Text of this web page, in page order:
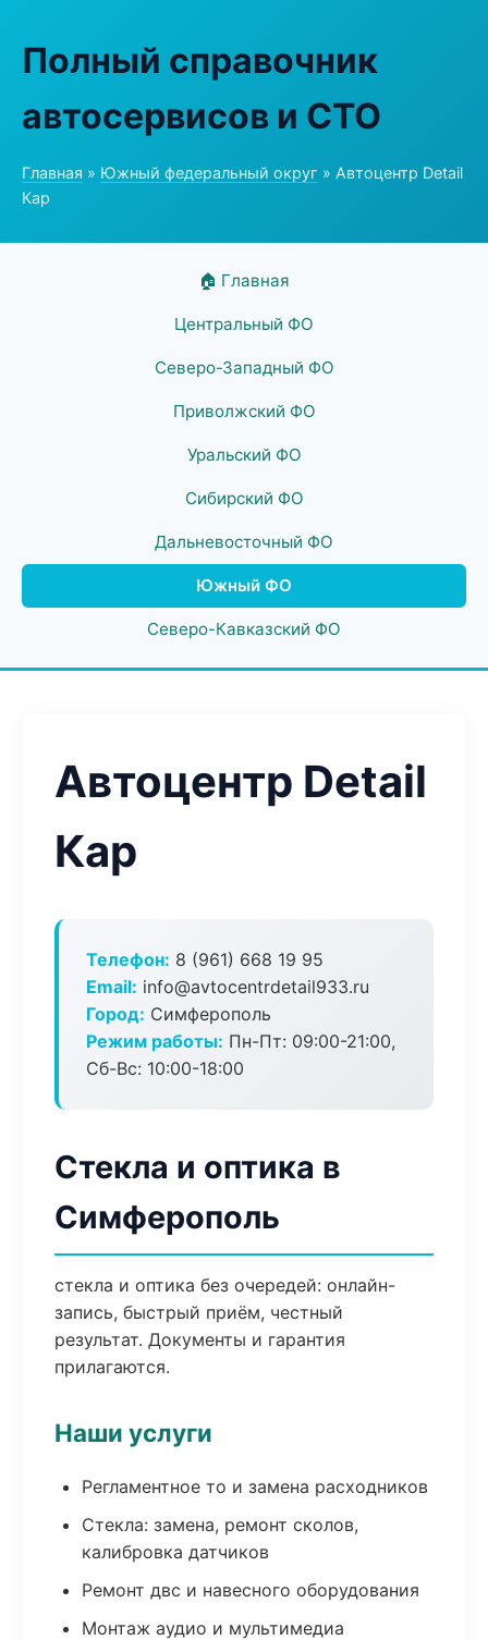
Полный справочник
автосервисов и СТО
Главная » Южный федеральный округ » Автоцентр Detail
Кар
🏠 Главная
Центральный ФО
Северо-Западный ФО
Приволжский ФО
Уральский ФО
Сибирский ФО
Дальневосточный ФО
Южный ФО
Северо-Кавказский ФО
Автоцентр Detail
Кар
Телефон: 8 (961) 668 19 95
Email: info@avtocentrdetail933.ru
Город: Симферополь
Режим работы: Пн-Пт: 09:00-21:00,
Сб-Вс: 10:00-18:00
Стекла и оптика в
Симферополь
стекла и оптика без очередей: онлайн-
запись, быстрый приём, честный
результат. Документы и гарантия
прилагаются.
Наши услуги
Регламентное то и замена расходников
Стекла: замена, ремонт сколов,
калибровка датчиков
Ремонт двс и навесного оборудования
Монтаж аудио и мультимедиа